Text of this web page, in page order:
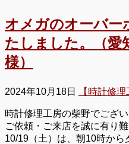
オメガのオーバー
たしました。（愛
様）
2024年10月18日 【時計修
時計修理工房の柴野でござ
ご依頼・ご来店を誠に有り
10/19（土）は、朝10時か